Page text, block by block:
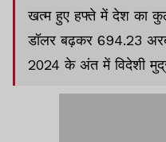
खत्म हुए हफ्ते में देश का
डॉलर बढ़कर 694.23
2024 के अंत में विदेशी